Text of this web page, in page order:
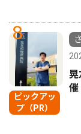
8
ピックアッ
プ（PR）